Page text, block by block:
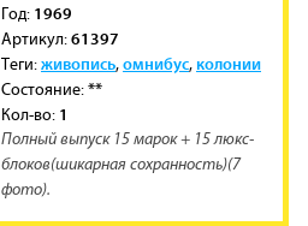
Год: 1969
Артикул:61397
Теги:живопись,омнибус, колонии
Состояние:**
Кол-во: 1
Полный выпуск 15 марок + 15 люкс-
блоков(шикарная сохранность)(7
фото).